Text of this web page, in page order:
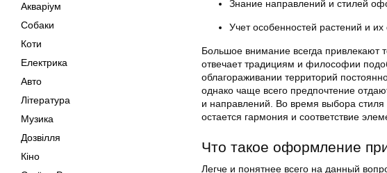
Акваріум
Собаки
Коти
Електрика
Авто
Література
Музика
Дозвілля
Кіно
Знание направлений и стилей
Учет особенностей растений и
Большое внимание всегда привлекают
отвечает традициям и философии
облагораживании территорий
однако чаще всего предпочтение
и направлений. Во время выбора
остается гармония и соответствие
Что такое оформление
Легче и понятнее всего на данный